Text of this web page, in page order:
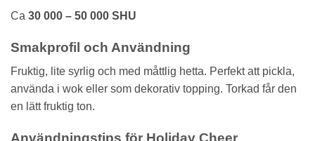
Ca 30 000 – 50 000 SHU
Smakprofil och Användning
Fruktig, lite syrlig och med måttlig hetta. Perfekt att pickla,
använda i wok eller som dekorativ topping. Torkad får den
en lätt fruktig ton.
Användningstips för Holiday Cheer